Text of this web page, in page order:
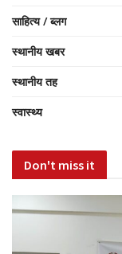
साहित्य / ब्लग
स्थानीय खबर
स्थानीय तह
स्वास्थ्य
Don't miss it